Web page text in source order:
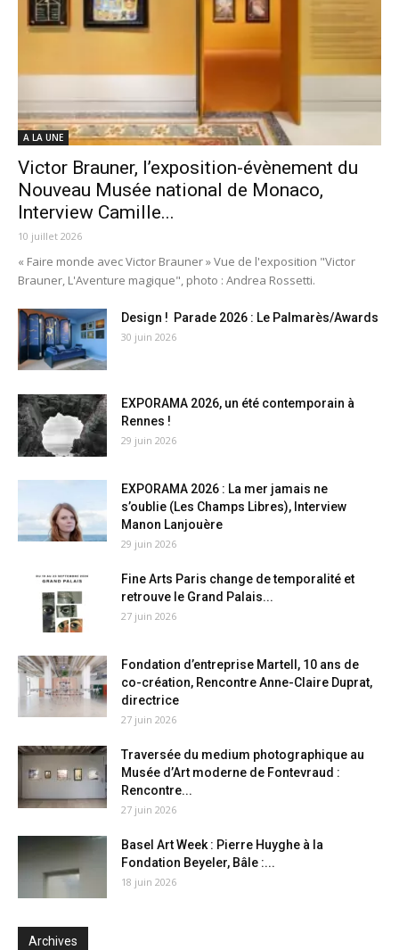
A LA UNE
Victor Brauner, l’exposition-évènement du
Nouveau Musée national de Monaco,
Interview Camille...
10 juillet 2026
« Faire monde avec Victor Brauner » Vue de l'exposition "Victor
Brauner, L'Aventure magique", photo : Andrea Rossetti.
Design ! Parade 2026 : Le Palmarès/Awards
30 juin 2026
EXPORAMA 2026, un été contemporain à
Rennes !
29 juin 2026
EXPORAMA 2026 : La mer jamais ne
s’oublie (Les Champs Libres), Interview
Manon Lanjouère
29 juin 2026
Fine Arts Paris change de temporalité et
retrouve le Grand Palais...
27 juin 2026
Fondation d’entreprise Martell, 10 ans de
co-création, Rencontre Anne-Claire Duprat,
directrice
27 juin 2026
Traversée du medium photographique au
Musée d’Art moderne de Fontevraud :
Rencontre...
27 juin 2026
Basel Art Week : Pierre Huyghe à la
Fondation Beyeler, Bâle :...
18 juin 2026
Archives